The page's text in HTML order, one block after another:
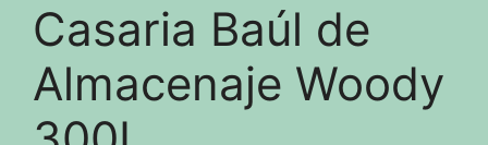
Casaria Baúl de
Almacenaje Woody